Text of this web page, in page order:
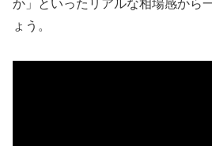
か」といったリアルな相場感から
ょう。